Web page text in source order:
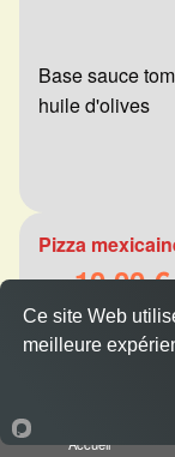
Base sauce
huile d'olives
Pizza
Dès10.00 €
Base sauce
merguez,
Accueil
Ce site Web
meilleure